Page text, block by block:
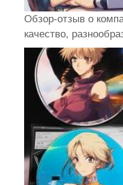
Обзор-отзыв о
качество,